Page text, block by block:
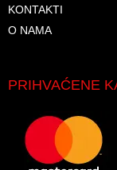
KONTAKTI
O NAMA
PRIHVAĆENE